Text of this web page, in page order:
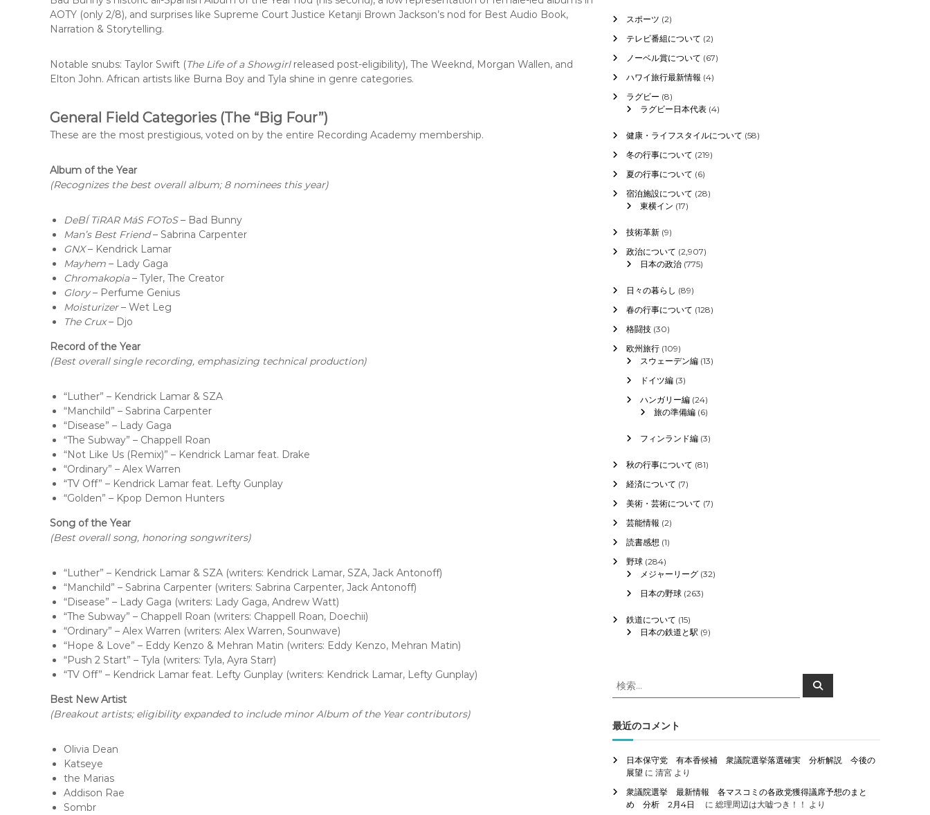
AOTY (only 2/8), and surprises like Supreme Court Justice Ketanji Brown Jackson’s nod for Best Audio Book,
Narration & Storytelling.
Notable snubs: Taylor Swift (The Life of a Showgirlreleased post-eligibility), The Weeknd, Morgan Wallen, and
Elton John. African artists like Burna Boy and Tyla shine in genre categories.
General Field Categories (The “Big Four”)
These are the most prestigious, voted on by the entire Recording Academy membership.
Album of the Year
(Recognizes the best overall album; 8 nominees this year)
DeBÍ TiRAR MáS FOToS– Bad Bunny
Man’s Best Friend– Sabrina Carpenter
GNX– Kendrick Lamar
Mayhem – Lady Gaga
Chromakopia– Tyler, The Creator
Glory– Perfume Genius
Moisturizer– Wet Leg
The Crux– Djo
Record of the Year
(Best overall single recording, emphasizing technical production)
“Luther” – Kendrick Lamar & SZA
“Manchild” – Sabrina Carpenter
“Disease” – Lady Gaga
“The Subway” – Chappell Roan
“Not Like Us (Remix)” – Kendrick Lamar feat. Drake
“Ordinary” – Alex Warren
“TV Off” – Kendrick Lamar feat. Lefty Gunplay
“Golden” – Kpop Demon Hunters
Song of the Year
(Best overall song, honoring songwriters)
“Luther” – Kendrick Lamar & SZA (writers: Kendrick Lamar, SZA, Jack Antonoff)
“Manchild” – Sabrina Carpenter (writers: Sabrina Carpenter, Jack Antonoff)
“Disease” – Lady Gaga (writers: Lady Gaga, Andrew Watt)
“The Subway” – Chappell Roan (writers: Chappell Roan, Doechii)
“Ordinary” – Alex Warren (writers: Alex Warren, Sounwave)
“Hope & Love” – Eddy Kenzo & Mehran Matin (writers: Eddy Kenzo, Mehran Matin)
“Push 2 Start” – Tyla (writers: Tyla, Ayra Starr)
“TV Off” – Kendrick Lamar feat. Lefty Gunplay (writers: Kendrick Lamar, Lefty Gunplay)
Best New Artist
(Breakout artists; eligibility expanded to include minor Album of the Year contributors)
Olivia Dean
Katseye
the Marias
Addison Rae
Sombr
スポーツ (2)
テレビ番組について (2)
ノーベル賞について (67)
ハワイ旅行最新情報 (4)
ラグビー (8)
ラグビー日本代表 (4)
健康・ライフスタイルについて (58)
冬の行事について (219)
夏の行事について (6)
宿泊施設について (28)
東横イン (17)
技術革新 (9)
政治について (2,907)
日本の政治 (775)
日々の暮らし (89)
春の行事について (128)
格闘技 (30)
欧州旅行 (109)
スウェーデン編 (13)
ドイツ編 (3)
ハンガリー編 (24)
旅の準備編 (6)
フィンランド編 (3)
秋の行事について (81)
経済について (7)
美術・芸術について (7)
芸能情報 (2)
読書感想 (1)
野球 (284)
メジャーリーグ (32)
日本の野球 (263)
鉄道について (15)
日本の鉄道と駅 (9)
検
索
象
:
検
索
最近のコメント
日本保守党 有本香候補 衆議院選挙落選確実 分析解説 今後の
展望 に清宮 より
衆議院選挙 最新情報 各マスコミの各政党獲得議席予想のまと
め 分析 2月4日
に総理周辺は大嘘つき！！ より